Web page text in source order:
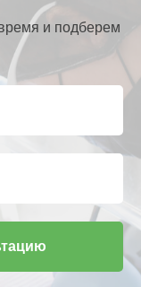
и подберем